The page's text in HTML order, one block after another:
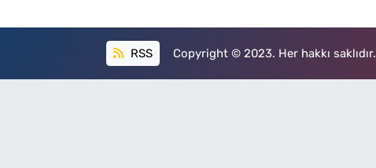
RSS Copyright © 2023. Her hakkı saklıdır.